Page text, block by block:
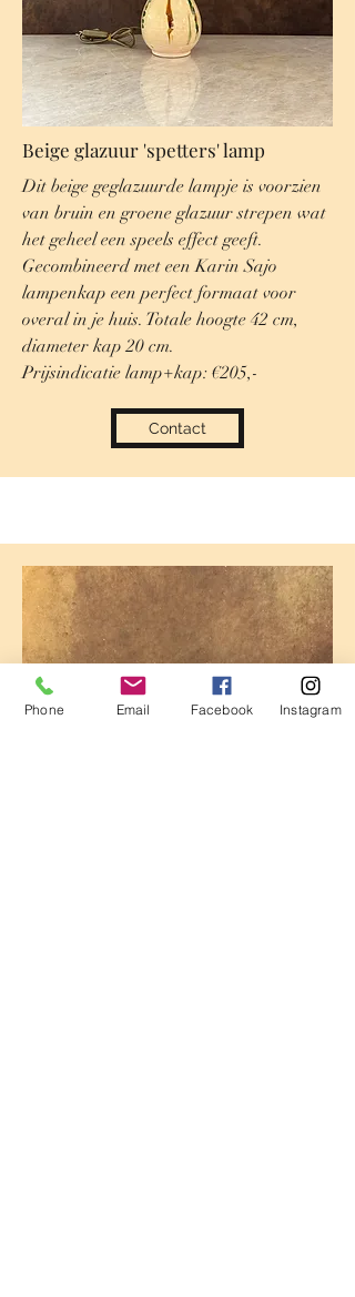
Beige glazuur 'spetters' lamp
Dit beige geglazuurde lampje is voorzien
van bruin en groene glazuur strepen wat
het geheel een speels effect geeft.
Gecombineerd met een Karin Sajo
lampenkap een perfect formaat voor
overal in je huis. Totale hoogte 42 cm,
diameter kap 20 cm.
Prijsindicatie lamp+kap: €205,-
Contact
Phone Email Facebook Instagram